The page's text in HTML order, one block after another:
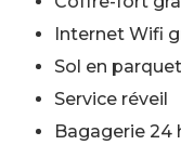
Internet Wifi
Sol en parquet
Service réveil
Bagagerie 24